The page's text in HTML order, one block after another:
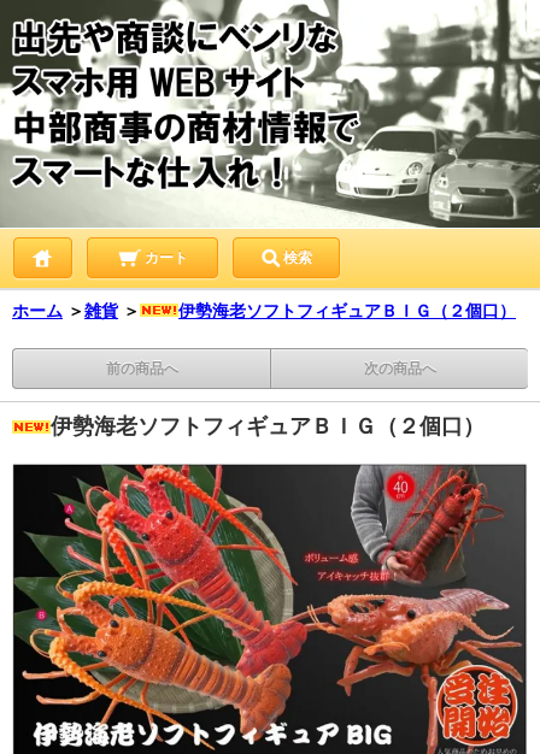
カート 検索
ホーム ＞雑貨 ＞ 伊勢海老ソフトフィギュアＢＩＧ（２個口）
前の商品へ 次の商品へ
伊勢海老ソフトフィギュアＢＩＧ（２個口）